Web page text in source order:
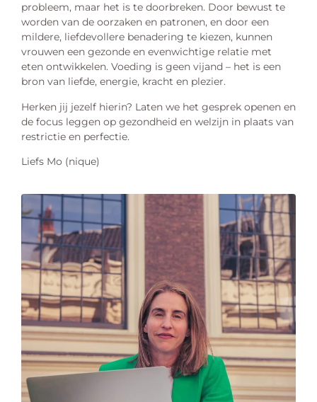
probleem, maar het is te doorbreken. Door bewust te
worden van de oorzaken en patronen, en door een
mildere, liefdevollere benadering te kiezen, kunnen
vrouwen een gezonde en evenwichtige relatie met
eten ontwikkelen. Voeding is geen vijand – het is een
bron van liefde, energie, kracht en plezier.
Herken jij jezelf hierin? Laten we het gesprek openen en
de focus leggen op gezondheid en welzijn in plaats van
restrictie en perfectie.
Liefs Mo (nique)